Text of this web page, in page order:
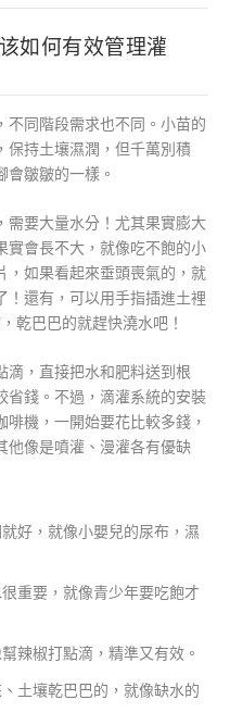
如何有效管理灌
不同階段需求也不同。小苗的
保持土壤濕潤，但千萬別積
皺皺的一樣。
需要大量水分！尤其果實膨大
實會長不大，就像吃不飽的小
，如果看起來垂頭喪氣的，就
！還有，可以用手指插進土裡
乾巴巴的就趕快澆水吧！
滴，直接把水和肥料送到根
省錢。不過，滴灌系統的安裝
機，一開始要花比較多錢，
他像是噴灌、漫灌各有優缺
好，就像小嬰兒的尿布，濕
重要，就像青少年要吃飽才
辣椒打點滴，精準又有效。
土壤乾巴巴的，就像缺水的